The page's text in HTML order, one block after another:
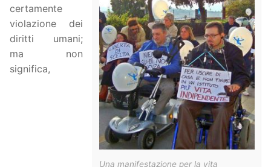
Una manifestazione per la vita
certamente
violazione dei
diritti umani;
ma non
significa,